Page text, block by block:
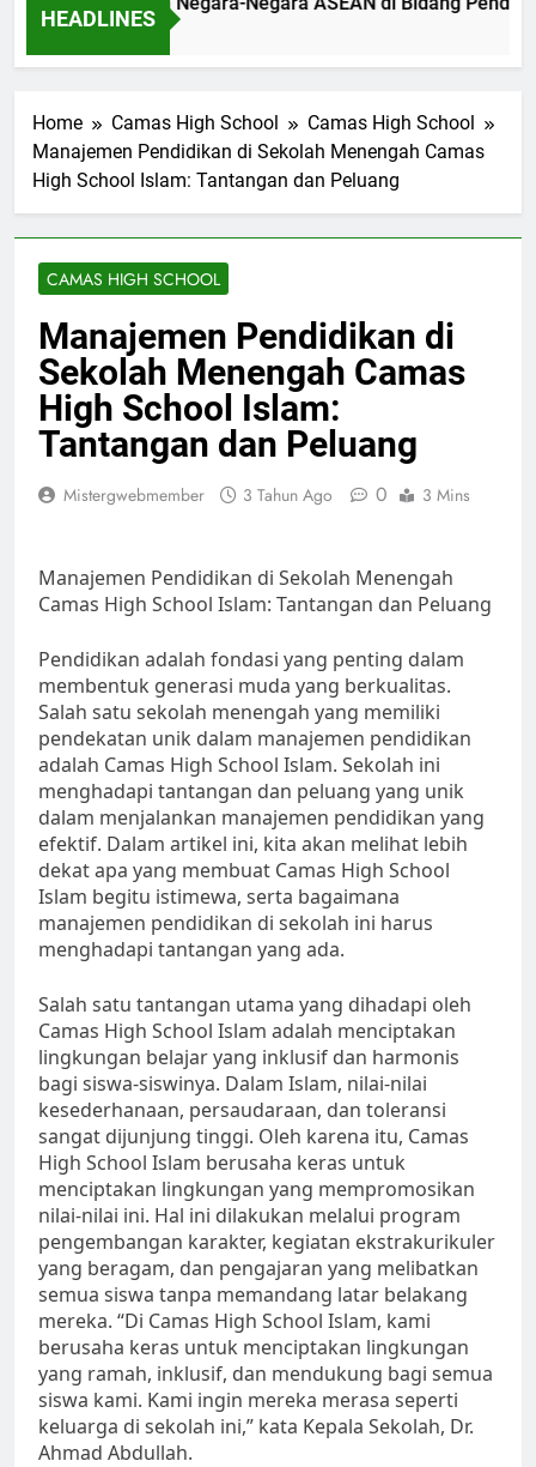
HEADLINES
Home Camas High School
Camas High School
Manajemen Pendidikan di Sekolah Menengah Camas
High School Islam: Tantangan dan Peluang
CAMAS HIGH SCHOOL
Manajemen Pendidikan di
Sekolah Menengah Camas
High School Islam:
Tantangan dan Peluang
Mistergwebmember 3 Tahun Ago 0 3 Mins
Manajemen Pendidikan di Sekolah Menengah
Camas High School Islam: Tantangan dan Peluang
Pendidikan adalah fondasi yang penting dalam
membentuk generasi muda yang berkualitas.
Salah satu sekolah menengah yang memiliki
pendekatan unik dalam manajemen pendidikan
adalah Camas High School Islam. Sekolah ini
menghadapi tantangan dan peluang yang unik
dalam menjalankan manajemen pendidikan yang
efektif. Dalam artikel ini, kita akan melihat lebih
dekat apa yang membuat Camas High School
Islam begitu istimewa, serta bagaimana
manajemen pendidikan di sekolah ini harus
menghadapi tantangan yang ada.
Salah satu tantangan utama yang dihadapi oleh
Camas High School Islam adalah menciptakan
lingkungan belajar yang inklusif dan harmonis
bagi siswa-siswinya. Dalam Islam, nilai-nilai
kesederhanaan, persaudaraan, dan toleransi
sangat dijunjung tinggi. Oleh karena itu, Camas
High School Islam berusaha keras untuk
menciptakan lingkungan yang mempromosikan
nilai-nilai ini. Hal ini dilakukan melalui program
pengembangan karakter, kegiatan ekstrakurikuler
yang beragam, dan pengajaran yang melibatkan
semua siswa tanpa memandang latar belakang
mereka. “Di Camas High School Islam, kami
berusaha keras untuk menciptakan lingkungan
yang ramah, inklusif, dan mendukung bagi semua
siswa kami. Kami ingin mereka merasa seperti
keluarga di sekolah ini,” kata Kepala Sekolah, Dr.
Ahmad Abdullah.